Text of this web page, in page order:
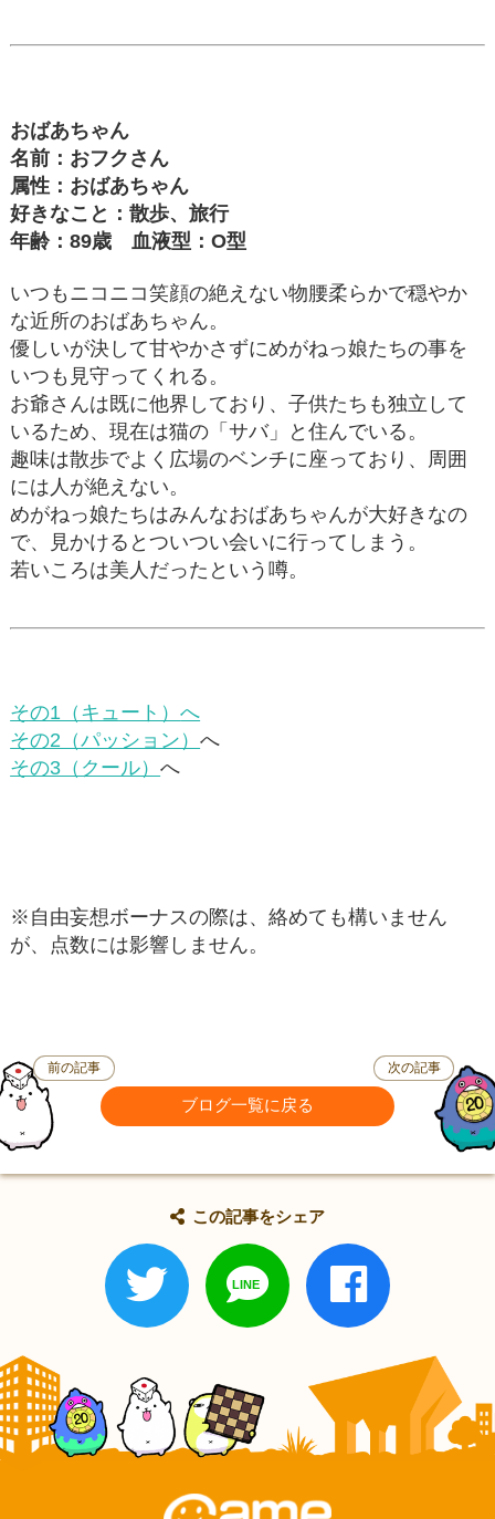
おばあちゃん
名前：おフクさん
属性：おばあちゃん
好きなこと：散歩、旅行
年齢：89歳 血液型：O型
いつもニコニコ笑顔の絶えない物腰柔らかで穏やか
な近所のおばあちゃん。
優しいが決して甘やかさずにめがねっ娘たちの事を
いつも見守ってくれる。
お爺さんは既に他界しており、子供たちも独立して
いるため、現在は猫の「サバ」と住んでいる。
趣味は散歩でよく広場のベンチに座っており、周囲
には人が絶えない。
めがねっ娘たちはみんなおばあちゃんが大好きなの
で、見かけるとついつい会いに行ってしまう。
若いころは美人だったという噂。
その1（キュート）へ
その2（パッション）へ
その3（クール）へ
※自由妄想ボーナスの際は、絡めても構いません
が、点数には影響しません。
前の記事
ブログ一覧に戻る
次の記事
この記事をシェア